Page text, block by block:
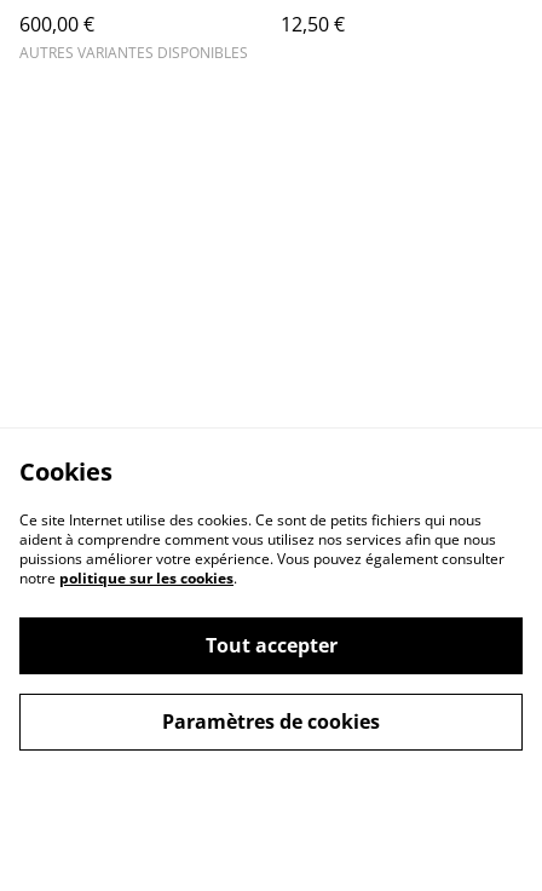
600,00 €
AUTRES VARIANTES DISPONIBLES
12,50 €
A propos
Buy me a coffee
Politique de cookies
Cookies
Ce site Internet utilise des cookies. Ce sont de petits fichiers qui nous
aident à comprendre comment vous utilisez nos services afin que nous
puissions améliorer votre expérience. Vous pouvez également consulter
notre politique sur les cookies.
Tout accepter
Paramètres de cookies